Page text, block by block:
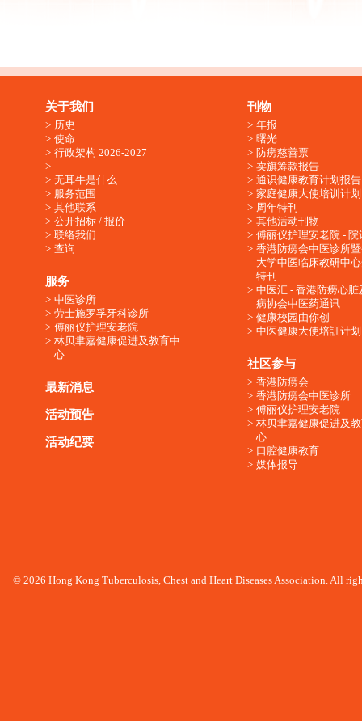
关于我们
历史
使命
行政架构 2026-2027
无耳牛是什么
服务范围
其他联系
公开招标 / 报价
联络我们
查询
服务
中医诊所
劳士施罗孚牙科诊所
傅丽仪护理安老院
林贝聿嘉健康促进及教育中
心
最新消息
活动预告
活动纪要
刊物
年报
曙光
防痨慈善票
卖旗筹款报告
通识健康教育计划报告
家庭健康大使培训计划
周年特刊
其他活动刊物
傅丽仪护理安老院 - 院
香港防痨会中医诊所
大学中医临床教研中
特刊
中医汇 - 香港防痨心脏
病协会中医药通讯
健康校园由你创
中医健康大使培訓计划
社区参与
香港防痨会
香港防痨会中医诊所
傅丽仪护理安老院
林贝聿嘉健康促进及
心
口腔健康教育
媒体报导
© 2026 Hong Kong Tuberculosis, Chest and Heart Diseases Association. All